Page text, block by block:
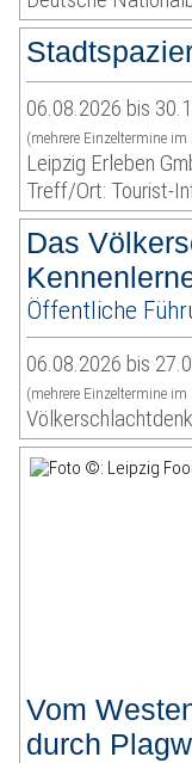
06.08.2026 bis
(mehrere Einzeltermine
Leipzig Erleben
Treff/Ort: Tourist-
Das
Öffentliche
06.08.2026 bis
(mehrere Einzeltermine
Vom
durch